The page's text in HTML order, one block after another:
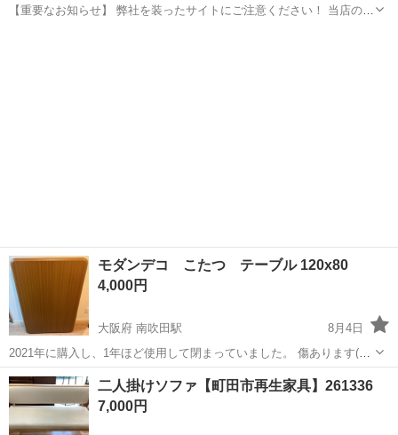
【重要なお知らせ】 弊社を装ったサイトにご注意ください！ 当店のジ
モダンデコ こたつ テーブル 120x80
4,000円
大阪府 南吹田駅
8月4日
2021年に購入し、1年ほど使用して閉まっていました。 傷あります(2
枚目) 脚にも傷あります(4枚目) こたつ布団はありません。 商品情報は
こちら https://store.shopping.yahoo.co.jp/d...
大阪 吹田市 南吹田駅 テーブル モダンデコ
二人掛けソファ【町田市再生家具】261336
7,000円